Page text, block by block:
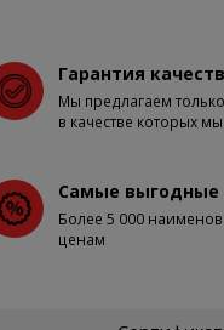
Гарантия
Мы предлагаем
в качестве которых
Самые выгодные
Более 5 000
ценам